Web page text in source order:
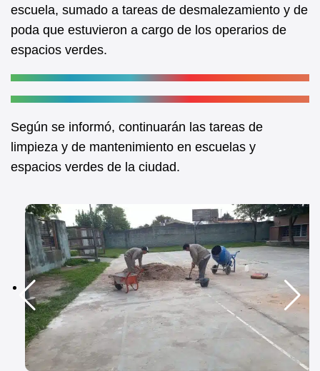
escuela, sumado a tareas de desmalezamiento y de
poda que estuvieron a cargo de los operarios de
espacios verdes.
Según se informó, continuarán las tareas de
limpieza y de mantenimiento en escuelas y
espacios verdes de la ciudad.